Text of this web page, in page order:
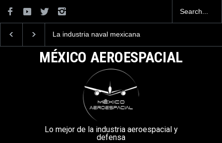
La industria naval mexicana
la Armada de México
Entrenar a un piloto para
mexicanos cuesta 2.9
millones de dólares
MÉXICO AEROESPACIAL
Lo mejor de la industria aeroespacial y
defensa